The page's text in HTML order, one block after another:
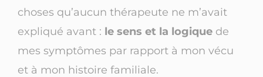
choses qu’aucun thérapeute ne m’avait
expliqué avant : le sens et la logique de
mes symptômes par rapport à mon vécu
et à mon histoire familiale.